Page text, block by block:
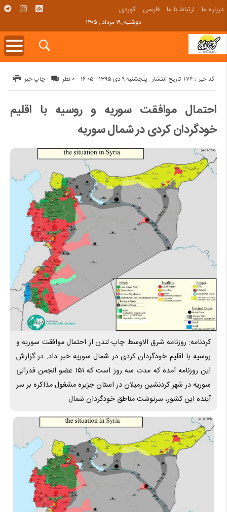
درباره ما ارتباط با ما فارسی کوردی
دوشنبه, ۱۹ مرداد , ۱۴۰۵
تاریخ انتشار : پنجشنبه ۹ دی ۱۳۹۵ - ۱۶:۰۵ کد خبر : 174 چاپ خبر ۰ نظر
احتمال موافقت سوریه و روسیه با اقلیم
خودگردان کردی در شمال سوریه
کردنامه: روزنامه شرق الاوسط چاپ لندن از احتمال موافقت سوریه و
روسیه با اقلیم خودگردان کردی در شمال سوریه خبر داد. در گزارش
این روزنامه آمده که مدت سه روز است که ۱۵۱ عضو انجمن فدرالی
سوریه در شهر کردنشین رمیلان در استان جزیره مشغول مذاکره بر سر
آینده این کشور، سرنوشت مناطق خودگردان شمال